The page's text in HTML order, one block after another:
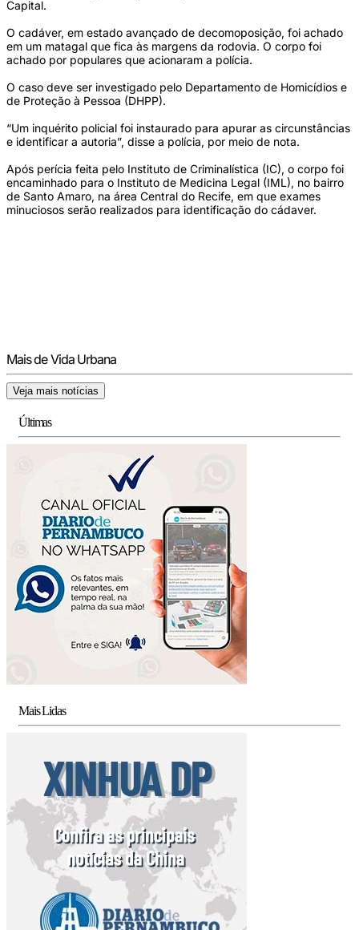
Capital.
O cadáver, em estado avançado de decomoposição, foi achado
em um matagal que fica às margens da rodovia. O corpo foi
achado por populares que acionaram a polícia.
O caso deve ser investigado pelo Departamento de Homicídios e
de Proteção à Pessoa (DHPP).
“Um inquérito policial foi instaurado para apurar as circunstâncias
e identificar a autoria”, disse a polícia, por meio de nota.
Após perícia feita pelo Instituto de Criminalística (IC), o corpo foi
encaminhado para o Instituto de Medicina Legal (IML), no bairro
de Santo Amaro, na área Central do Recife, em que exames
minuciosos serão realizados para identificação do cádaver.
Mais de Vida Urbana
Veja mais notícias
Últimas
Mais Lidas